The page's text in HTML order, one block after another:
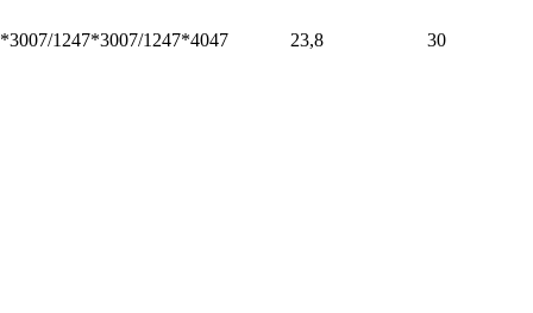
1247*3007/1247*4047 23,8 30